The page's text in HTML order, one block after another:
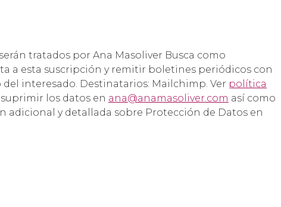
tratados por Ana Masoliver Busca como
a esta suscripción y remitir boletines periódicos con
interesado. Destinatarios: Mailchimp. Ver política
los datos en ana@anamasoliver.com así como
y detallada sobre Protección de Datos en